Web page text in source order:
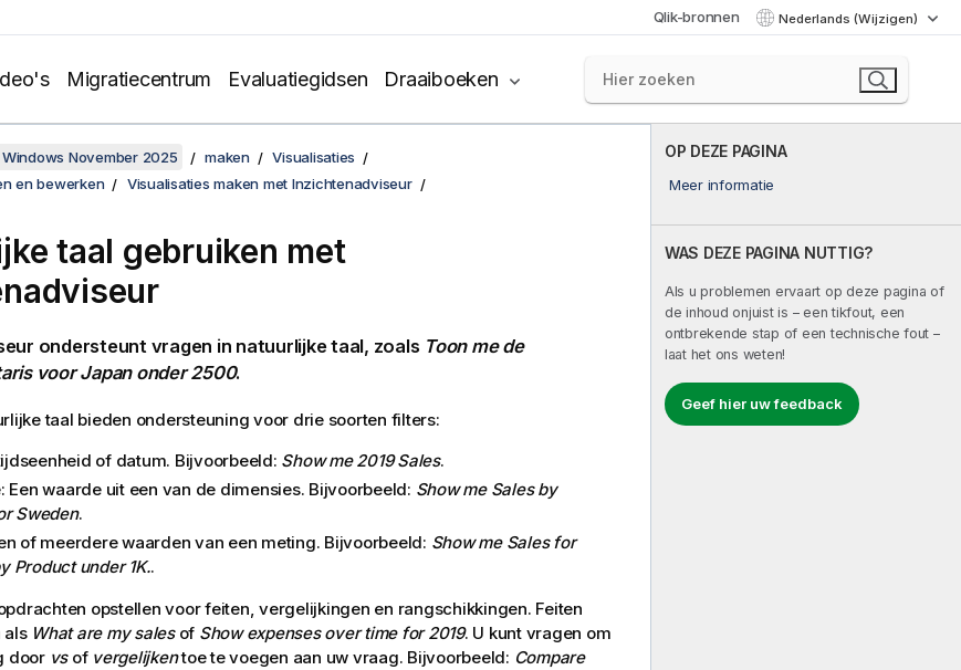
Qlik-bronnen Nederlands (Wijzigen)
Migratiecentrum Evaluatiegidsen Draaiboeken
OP DEZE PAGINA
Meer informatie
WAS DEZE PAGINA NUTTIG?
Als u problemen ervaart op deze pagina of
de inhoud onjuist is – een tikfout, een
ontbrekende stap of een technische fout –
laat het ons weten!
Geef hier uw feedback
November 2025 maken
Visualisaties
en bewerken
Visualisaties maken met Inzichtenadviseur
taal gebruiken met
ondersteunt vragen in natuurlijke taal, zoals Toon me de
voor Japan onder 2500.
taal bieden ondersteuning voor drie soorten filters:
of datum. Bijvoorbeeld: Show me 2019 Sales.
Een waarde uit een van de dimensies. Bijvoorbeeld: Show me Sales by
Sweden.
of meerdere waarden van een meting. Bijvoorbeeld: Show me Sales for
Product under 1K..
opstellen voor feiten, vergelijkingen en rangschikkingen. Feiten
als What are my salesof Show expenses over time for 2019. U kunt vragen om
door vsof vergelijkentoe te voegen aan uw vraag. Bijvoorbeeld: Compare